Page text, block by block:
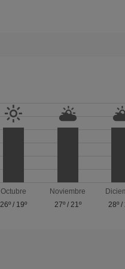
Octubre
26º / 19º
Noviembre
27º/ 21º
28º /